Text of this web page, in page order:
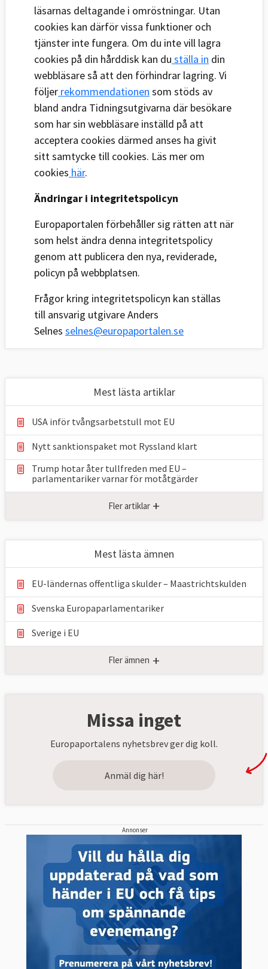
läsarnas deltagande i omröstningar. Utan
cookies kan därför vissa funktioner och
tjänster inte fungera. Om du inte vill lagra
cookies på din hårddisk kan du ställa in din
webbläsare så att den förhindrar lagring. Vi
följer rekommendationen som stöds av
bland andra Tidningsutgivarna där besökare
som har sin webbläsare inställd på att
acceptera cookies därmed anses ha givit
sitt samtycke till cookies. Läs mer om
cookies här.
Ändringar i integritetspolicyn
Europaportalen förbehåller sig rätten att när
som helst ändra denna integritetspolicy
genom att publicera den nya, reviderade,
policyn på webbplatsen.
Frågor kring integritetspolicyn kan ställas
till ansvarig utgivare Anders
Selnes selnes@europaportalen.se
Mest lästa artiklar
USA inför tvångsarbetstull mot EU
Nytt sanktionspaket mot Ryssland klart
Trump hotar åter tullfreden med EU –
parlamentariker ⁠varnar för motåtgärder
Fler artiklar +
Mest lästa ämnen
EU-ländernas offentliga skulder – Maastrichtskulden
Svenska Europaparlamentariker
Sverige i EU
Fler ämnen +
Missa inget
Europaportalens nyhetsbrev ger dig koll.
Anmäl dig här!
Annonser